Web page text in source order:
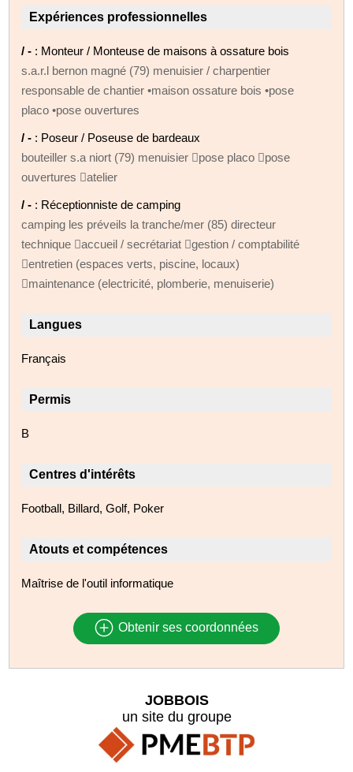
Expériences professionnelles
/ - : Monteur / Monteuse de maisons à ossature bois
s.a.r.l bernon magné (79) menuisier / charpentier
responsable de chantier •maison ossature bois •pose
placo •pose ouvertures
/ - : Poseur / Poseuse de bardeaux
bouteiller s.a niort (79) menuisier pose placo pose
ouvertures atelier
/ - : Réceptionniste de camping
camping les préveils la tranche/mer (85) directeur
technique accueil / secrétariat gestion / comptabilité
entretien (espaces verts, piscine, locaux)
maintenance (electricité, plomberie, menuiserie)
Langues
Français
Permis
B
Centres d'intérêts
Football, Billard, Golf, Poker
Atouts et compétences
Maîtrise de l'outil informatique
Obtenir ses coordonnées
JOBBOIS
un site du groupe